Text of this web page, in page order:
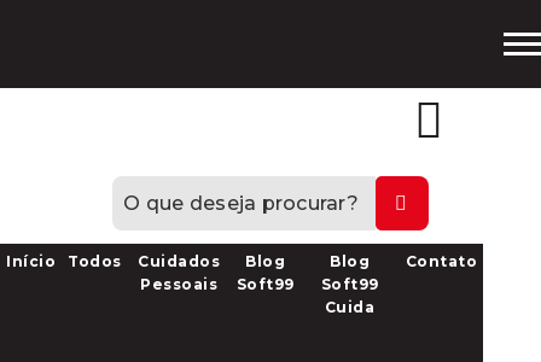
Início Todos
Cuidados
Pessoais
Blog
Soft99
Blog
Soft99
Cuida
Contato